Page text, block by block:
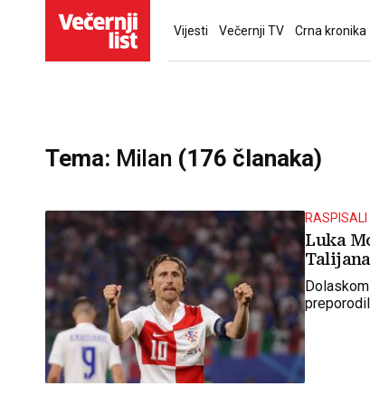
Vijesti Večernji TV Crna kronika
Tema: Milan (176 članaka)
RASPISALI
Luka